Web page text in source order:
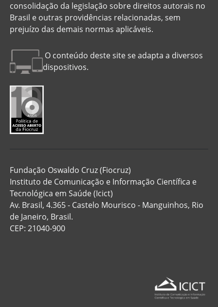
consolidação da legislação sobre direitos autorais no
Brasil e outras providências relacionadas, sem
prejuízo das demais normas aplicáveis.
O conteúdo deste site se adapta a diversos
dispositivos.
Fundação Oswaldo Cruz (Fiocruz)
Instituto de Comunicação e Informação Científica e
Tecnológica em Saúde (Icict)
Av. Brasil, 4.365 - Castelo Mourisco - Manguinhos, Rio
de Janeiro, Brasil.
CEP: 21040-900